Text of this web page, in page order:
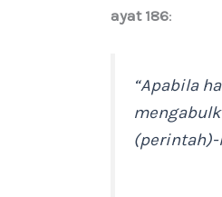
ayat 186:
“Apabila
(perintah)-